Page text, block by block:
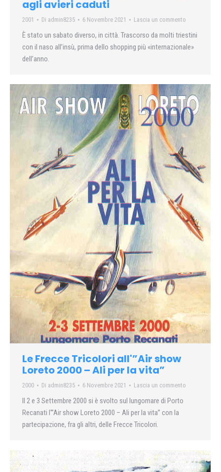
agli avieri caduti
2001 Di admin8235 6 Novembre 2021 Lascia un commento
È stato un sabato diverso, in città. Trascorso da molti triestini
con il naso all’insù, prima dello shopping più «internazionale»
dell’anno.
Le Frecce Tricolori all'”Air show
Loreto 2000 – Ali per la vita”
2000 Di admin8235 6 Novembre 2021 Lascia un commento
Il 2 e 3 Settembre 2000 si è svolto sul lungomare di Porto
Recanati l'”Air show Loreto 2000 – Ali per la vita” con la
partecipazione, fra gli altri, delle Frecce Tricolori.